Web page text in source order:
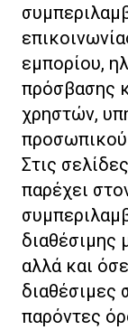
εμπορίου,
πρόσβασης
χρηστών,
προσωπικού
Στις
παρέχει
διαθέσιμης
αλλά και
διαθέσιμες
παρόντες